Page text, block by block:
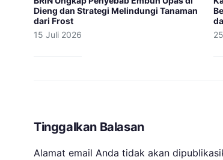
Dieng dan Strategi Melindungi Tanaman
dari Frost
15 Juli 2026
Tinggalkan Balasan
Alamat email Anda tidak akan